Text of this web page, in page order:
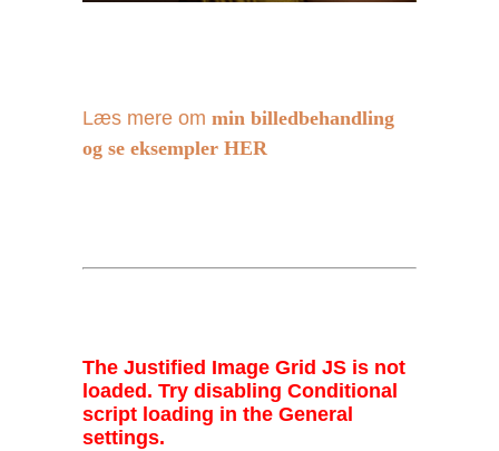
Læs mere om min billedbehandling
og se eksempler HER
The Justified Image Grid JS is not
loaded. Try disabling Conditional
script loading in the General
settings.